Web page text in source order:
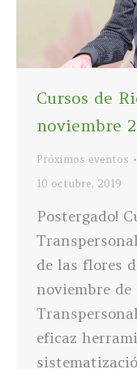
Cursos de
noviembre
Próximos eventos
10 octubre, 2019
Postergado!
de las flores
noviembre de
eficaz